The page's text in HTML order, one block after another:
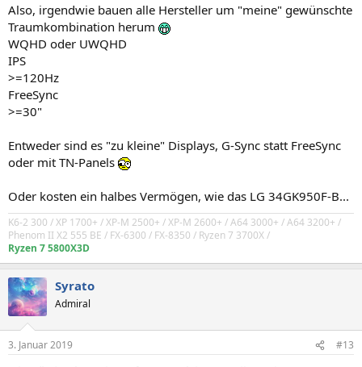
Also, irgendwie bauen alle Hersteller um "meine" gewünschte
Traumkombination herum
WQHD oder UWQHD
IPS
>=120Hz
FreeSync
>=30"
Entweder sind es "zu kleine" Displays, G-Sync statt FreeSync
oder mit TN-Panels
Oder kosten ein halbes Vermögen, wie das LG 34GK950F-B...
K6-2 300 / XP 1700+ / XP-M 2500+ / XP-M 2600+ / A64 3000+ / A64 3200+ /
Phenom II X2 555 BE / FX-6300 / FX-8350 / Ryzen 7 3700X /
Ryzen 7 5800X3D
Syrato
Admiral
3. Januar 2019 #13